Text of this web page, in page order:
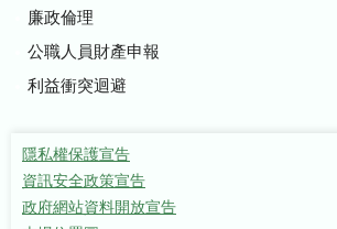
廉政倫理
公職人員財產申報
利益衝突迴避
隱私權保護宣告
資訊安全政策宣告
政府網站資料開放宣告